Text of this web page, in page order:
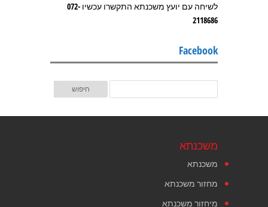
לשיחה עם יועץ משכנתא התקשרו עכשיו 072-
2118686
Facebook
משכנתא
משכנתא
מחזור משכנתא
מיחזור משכנתא